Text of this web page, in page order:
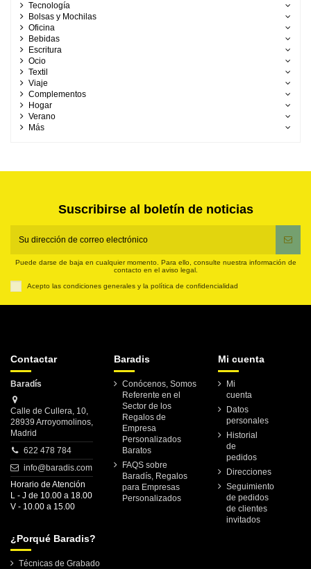
Tecnología
Bolsas y Mochilas
Oficina
Bebidas
Escritura
Ocio
Textil
Viaje
Complementos
Hogar
Verano
Más
Suscribirse al boletín de noticias
Puede darse de baja en cualquier momento. Para ello, consulte nuestra información de
contacto en el aviso legal.
Acepto las condiciones generales y la política de confidencialidad
Contactar
Baradís
Calle de Cullera, 10,
28939 Arroyomolinos,
Madrid
622 478 784
info@baradis.com
Horario de Atención
L - J de 10.00 a 18.00
V - 10.00 a 15.00
Baradis
Conócenos, Somos
Referente en el
Sector de los
Regalos de
Empresa
Personalizados
Baratos
FAQS sobre
Baradís, Regalos
para Empresas
Personalizados
Mi cuenta
Mi
cuenta
Datos
personales
Historial
de
pedidos
Direcciones
Seguimiento
de pedidos
de clientes
invitados
¿Porqué Baradis?
Técnicas de Grabado